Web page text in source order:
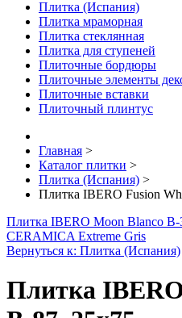
Плитка (Испания)
Плитка мраморная
Плитка стеклянная
Плитка для ступеней
Плиточные бордюры
Плиточные элементы
Плиточные вставки
Плиточный плинтус
Главная >
Каталог плитки >
Плитка (Испания) >
Плитка IBERO Fusion
Плитка IBERO Moon Blanco B-
CERAMICA Extreme Gris
Вернуться к: Плитка (Испания)
Плитка